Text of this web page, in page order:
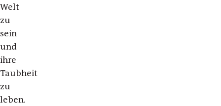
Welt
zu
sein
und
ihre
Taubheit
zu
leben.